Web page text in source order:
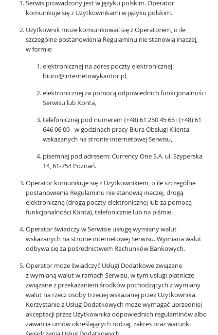
Serwis prowadzony jest w języku polskim. Operator
komunikuje się z Użytkownikami w języku polskim.
Użytkownik może komunikować się z Operatorem, o ile
szczególne postanowienia Regulaminu nie stanowią inaczej,
w formie:
elektronicznej na adres poczty elektronicznej:
biuro@internetowykantor.pl,
elektronicznej za pomocą odpowiednich funkcjonalności
Serwisu lub Konta,
telefonicznej pod numerem (+48) 61 250 45 65 i (+48) 61
646 06 00 - w godzinach pracy Biura Obsługi Klienta
wskazanych na stronie internetowej Serwisu,
pisemnej pod adresem: Currency One S.A. ul. Szyperska
14, 61-754 Poznań.
Operator komunikuje się z Użytkownikiem, o ile szczególne
postanowienia Regulaminu nie stanowią inaczej, drogą
elektroniczną (drogą poczty elektronicznej lub za pomocą
funkcjonalności Konta), telefonicznie lub na piśmie.
Operator świadczy w Serwisie usługę wymiany walut
wskazanych na stronie internetowej Serwisu. Wymiana walut
odbywa się za pośrednictwem Rachunków Bankowych.
Operator może świadczyć Usługi Dodatkowe związane
z wymianą walut w ramach Serwisu, w tym usługi płatnicze
związane z przekazaniem środków pochodzących z wymiany
walut na rzecz osoby trzeciej wskazanej przez Użytkownika.
Korzystanie z Usług Dodatkowych może wymagać uprzedniej
akceptacji przez Użytkownika odpowiednich regulaminów albo
zawarcia umów określających rodzaj, zakres oraz warunki